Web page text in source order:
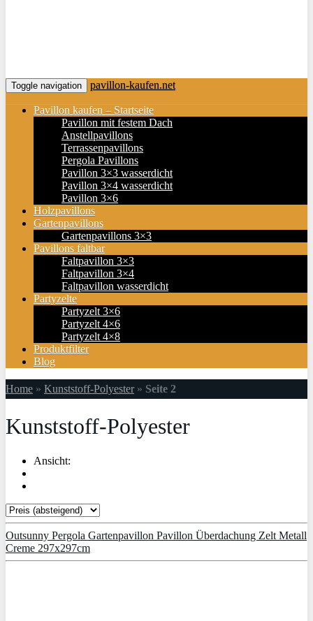
Toggle navigation pavillon-kaufen.net
Pavillon kaufen – Startseite
Pavillon mit festem Dach
Anstellpavillons
Terrassenpavillons
Pergola Pavillons
Pavillon 3×3 wasserdicht
Pavillon 3×4 wasserdicht
Pavillon 3×6
Holzpavillons
Gartenpavillons
Gartenpavillons 3×3
Pavillons faltbar
Faltpavillon 3×3
Faltpavillon 3×4
Faltpavillon wasserdicht
Partyzelte
Partyzelt 3×6
Partyzelt 4×6
Partyzelt 4×8
Produktfilter
Blog
Home » Kunststoff-Polyester» Seite 2
Kunststoff-Polyester
Ansicht:
Outsunny Pergola Gartenpavillon Pavillon Überdachung Zelt Metall
Creme 297x297cm